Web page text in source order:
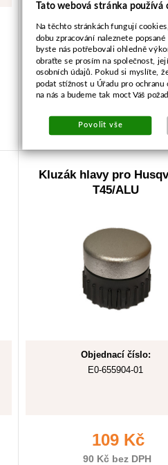
68 Kč
56 Kč bez DPH
Koupit
Skladem
Kluzák hlavy pro
T45/ALU
Objednací číslo:
E0-655904-01
109 Kč
90 Kč bez DPH
Tato webová stránka používá
Na těchto stránkách fungují
dobu zpracování naleznete
byste nás potřebovali ohledně
obraťte se prosím na společnost,
osobních údajů. Pokud si myslíte,
podat stížnost u Úřadu pro
na nás a budeme tak moct Váš
Povolit vše